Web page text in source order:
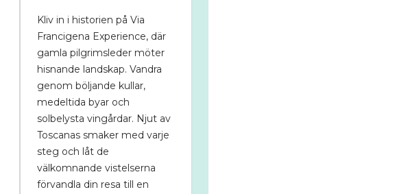
Kliv in i historien på Via
Francigena Experience, där
gamla pilgrimsleder möter
hisnande landskap. Vandra
genom böljande kullar,
medeltida byar och
solbelysta vingårdar. Njut av
Toscanas smaker med varje
steg och låt de
välkomnande vistelserna
förvandla din resa till en